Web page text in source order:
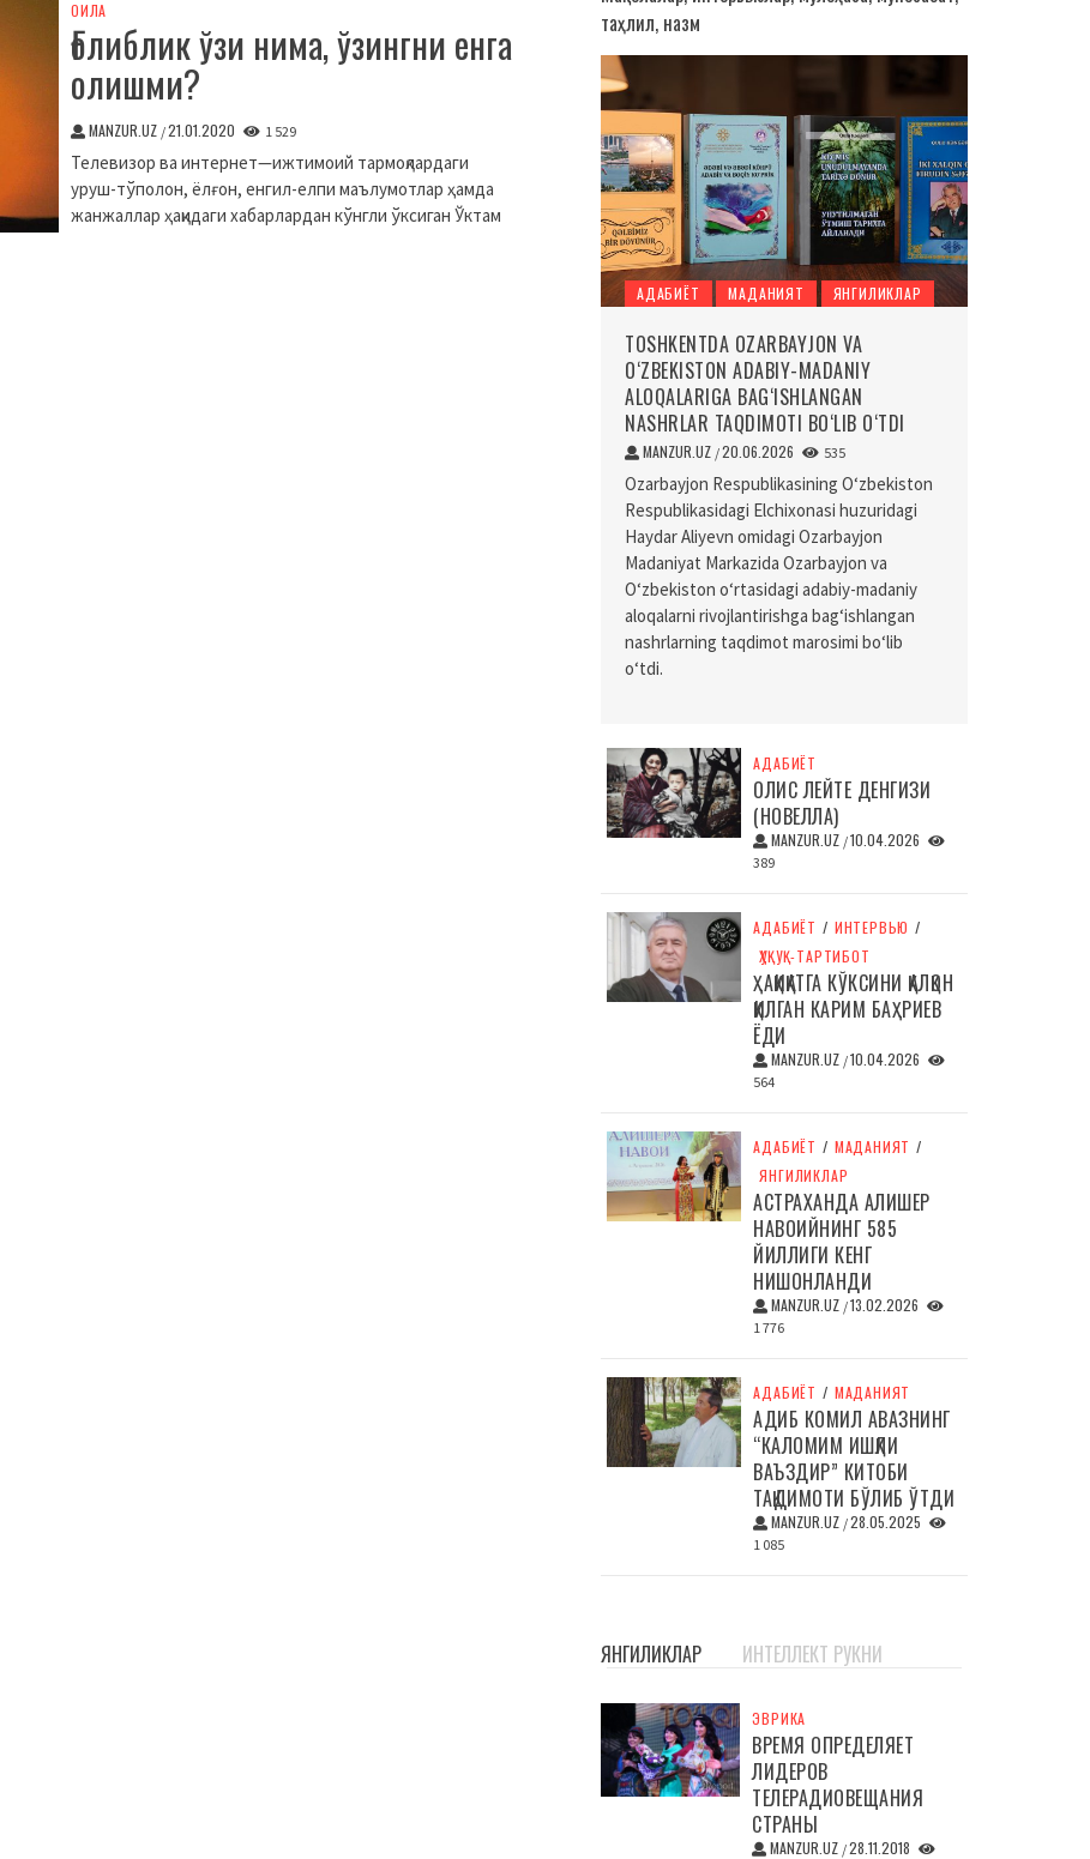
ОИЛА
Ғолиблик ўзи нима, ўзингни енга
олишми?
MANZUR.UZ /21.01.2020 1 529
Телевизор ва интернет—ижтимоий тармоқлардаги
уруш-тўполон, ёлғон, енгил-елпи маълумотлар ҳамда
жанжаллар ҳақидаги хабарлардан кўнгли ўксиган Ўктам
таҳлил, назм
АДАБИЁТ МАДАНИЯТ ЯНГИЛИКЛАР
TOSHKENTDA OZARBAYJON VA
O‘ZBEKISTON ADABIY-MADANIY
ALOQALARIGA BAG‘ISHLANGAN
NASHRLAR TAQDIMOTI BO‘LIB O‘TDI
MANZUR.UZ /20.06.2026 535
Ozarbayjon Respublikasining O‘zbekiston
Respublikasidagi Elchixonasi huzuridagi
Haydar Aliyevn omidagi Ozarbayjon
Madaniyat Markazida Ozarbayjon va
O‘zbekiston o‘rtasidagi adabiy-madaniy
aloqalarni rivojlantirishga bag‘ishlangan
nashrlarning taqdimot marosimi bo‘lib
o‘tdi.
АДАБИЁТ
ОЛИС ЛЕЙТЕ ДЕНГИЗИ
(НОВЕЛЛА)
MANZUR.UZ /10.04.2026
389
АДАБИЁТ / ИНТЕРВЬЮ /
ҲУҚУҚ-ТАРТИБОТ
ҲАҚИҚАТГА КЎКСИНИ ҚАЛҚОН
ҚИЛГАН КАРИМ БАҲРИЕВ
ЁДИ
MANZUR.UZ /10.04.2026
564
АДАБИЁТ / МАДАНИЯТ /
ЯНГИЛИКЛАР
АСТРАХАНДА АЛИШЕР
НАВОИЙНИНГ 585
ЙИЛЛИГИ КЕНГ
НИШОНЛАНДИ
MANZUR.UZ /13.02.2026
1 776
АДАБИЁТ / МАДАНИЯТ
АДИБ КОМИЛ АВАЗНИНГ
“КАЛОМИМ ИШҚЛИ
ВАЪЗДИР” КИТОБИ
ТАҚДИМОТИ БЎЛИБ ЎТДИ
MANZUR.UZ /28.05.2025
1 085
ЯНГИЛИКЛАР ИНТЕЛЛЕКТ РУКНИ
ЭВРИКА
ВРЕМЯ ОПРЕДЕЛЯЕТ
ЛИДЕРОВ
ТЕЛЕРАДИОВЕЩАНИЯ
СТРАНЫ
MANZUR.UZ /28.11.2018